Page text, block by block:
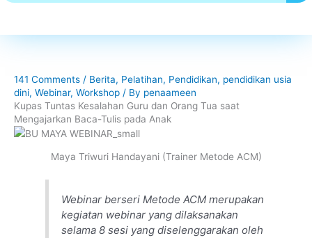
141 Comments / Berita, Pelatihan, Pendidikan, pendidikan usia
dini, Webinar, Workshop / By penaameen
Kupas Tuntas Kesalahan Guru dan Orang Tua saat
Mengajarkan Baca-Tulis pada Anak
Maya Triwuri Handayani (Trainer Metode ACM)
Webinar berseri Metode ACM merupakan
kegiatan webinar yang dilaksanakan
selama 8 sesi yang diselenggarakan oleh